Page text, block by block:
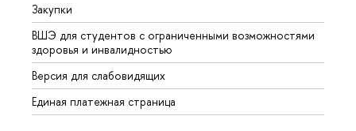
Закупки
ВШЭ для студентов с ограниченными возможностями
здоровья и инвалидностью
Версия для слабовидящих
Единая платежная страница